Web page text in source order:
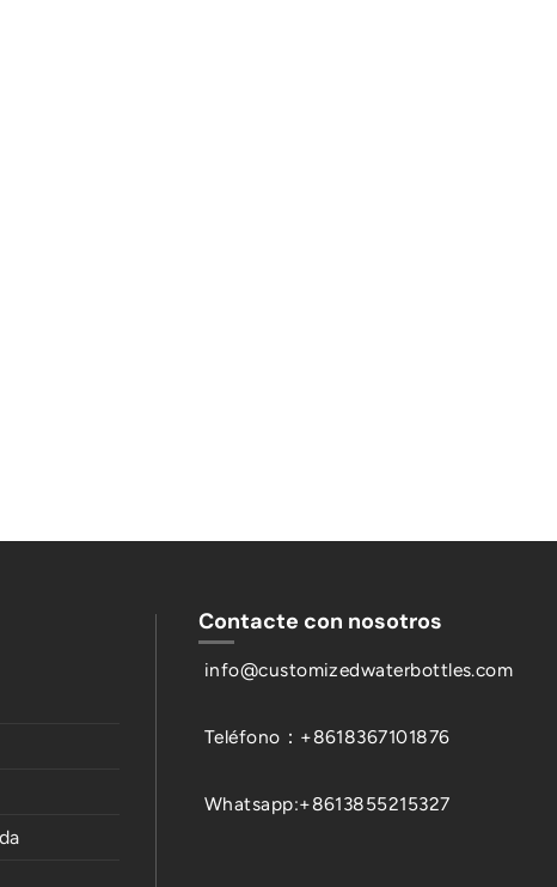
Contacte con nosotros
info@customizedwaterbottles.com
Teléfono：+8618367101876
Whatsapp:+8613855215327